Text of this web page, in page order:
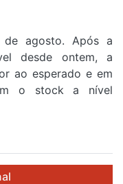
agosto. Após a
desde ontem, a
ao esperado e em
o stock a nível